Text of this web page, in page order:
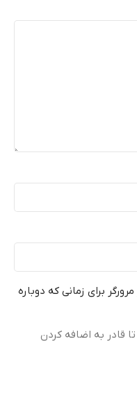
برای زمانی که دوباره
قادر به اضافه کردن